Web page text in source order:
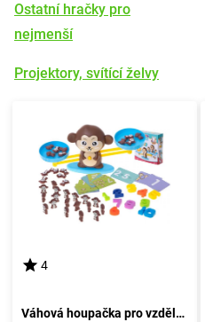
Ostatní hračky pro
nejmenší
Projektory, svítící želvy
4
Váhová houpačka pro vzdělávání opic